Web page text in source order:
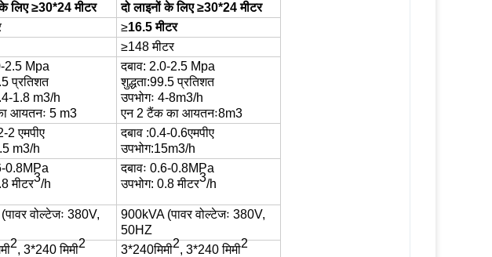
के लिए ≥30*24 मीटर
दो लाइनों के लिए ≥30*24 मीटर
≥16.5 मीटर
≥148 मीटर
2.5 Mpa
प्रतिशत
1.8 m3/h
आयतनः 5 m3
दबाव: 2.0-2.5 Mpa
शुद्धता:99.5 प्रतिशत
उपभोगः 4-8m3/h
एन 2 टैंक का आयतनः8m3
2 एमपीए
m3/h
दबाव :0.4-0.6एमपीए
उपभोग:15m3/h
0.8MPa
मीटर3/h
दबावः 0.6-0.8MPa
उपभोग: 0.8 मीटर3/h
वोल्टेजः 380V,
900kVA (पावर वोल्टेजः 380V,
50HZ
2, 3*240 मिमी2 3*240मिमी2, 3*240 मिमी2